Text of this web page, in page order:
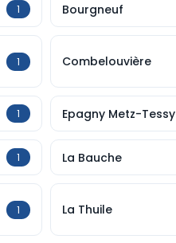
1 Bourgneuf
1 Combelouvière
1 Epagny Metz-Tessy
1 La Bauche
1 La Thuile